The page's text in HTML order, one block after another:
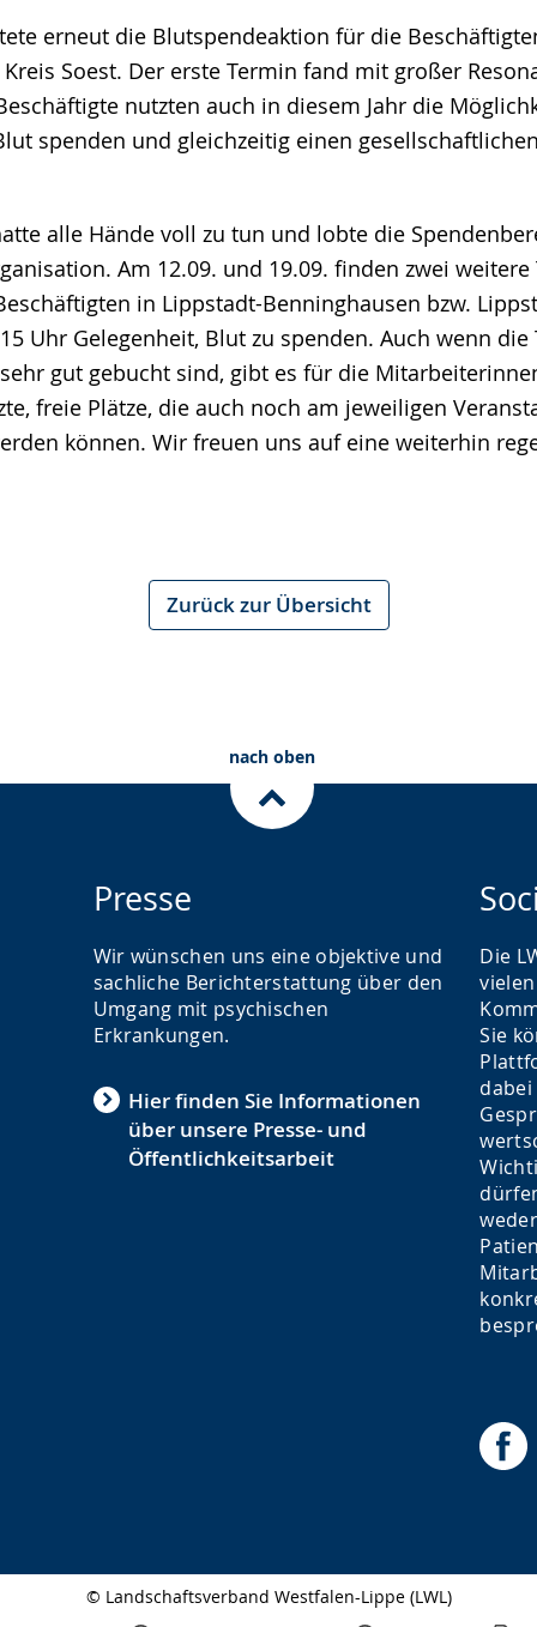
erneut die Blutspendeaktion für die
Soest. Der erste Termin fand mit großer
nutzten auch in diesem Jahr die
spenden und gleichzeitig einen
alle Hände voll zu tun und lobte die
Am 12.09. und 19.09. finden zwei
in Lippstadt-Benninghausen bzw.
Uhr Gelegenheit, Blut zu spenden. Auch wenn
gut gebucht sind, gibt es für die
freie Plätze, die auch noch am jeweiligen
können. Wir freuen uns auf eine weiterhin
Zurück zur Übersicht
nach oben
Presse
Wir wünschen uns eine objektive und
sachliche Berichterstattung über den
Umgang mit psychischen
Erkrankungen.
Hier finden Sie Informationen
über unsere Presse- und
Öffentlichkeitsarbeit
Die
Sie
© Landschaftsverband Westfalen-Lippe (LWL)